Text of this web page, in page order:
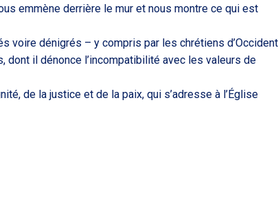
emmène derrière le mur et nous montre ce qui est
voire dénigrés – y compris par les chrétiens d’Occident
il dénonce l’incompatibilité avec les valeurs de
de la justice et de la paix, qui s’adresse à l’Église